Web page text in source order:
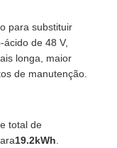
para substituir
de 48 V,
longa, maior
de manutenção.
total de
19.2kWh